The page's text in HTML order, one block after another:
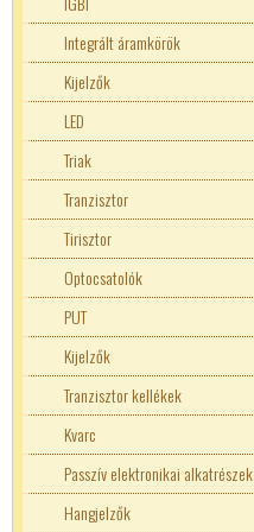
Integrált áramkörök
Hangvégfokok
IC foglalat
Logikai áramkörök
MC
Memória
Mikrovezérlő
Adatkommunikációs konverterek
Arduino
Billenytyű mátrix
Műveleti erősítők-komparátorok
Tápvezérlők-Fesz.szabályzók
Fix feszültségű stabilizátorok
Televízió Videó áramkörök
Kijelzők
LED
Triak
Tranzisztor
Tranzisztor kellékek
Tirisztor
Optocsatolók
PUT
Kijelzők
Tranzisztor kellékek
Kvarc
Passzív elektronikai alkatrészek
Ellenállásháló
Hangjelzők